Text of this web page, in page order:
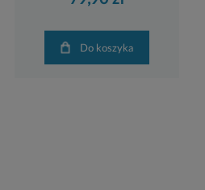
Do koszyka